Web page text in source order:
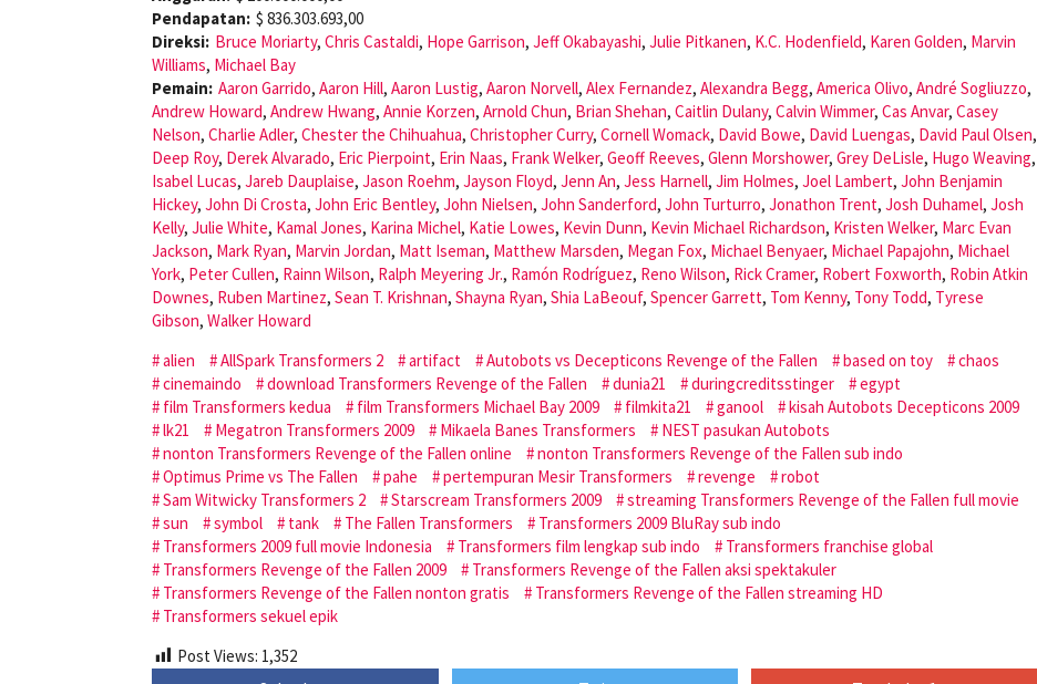
Pendapatan: $ 836.303.693,00
Direksi: Bruce Moriarty, Chris Castaldi, Hope Garrison, Jeff Okabayashi, Julie Pitkanen, K.C. Hodenfield, Karen Golden, Marvin
Williams, Michael Bay
Pemain: Aaron Garrido, Aaron Hill, Aaron Lustig, Aaron Norvell, Alex Fernandez, Alexandra Begg, America Olivo, André Sogliuzzo,
Andrew Howard, Andrew Hwang, Annie Korzen, Arnold Chun, Brian Shehan, Caitlin Dulany, Calvin Wimmer, Cas Anvar, Casey
Nelson, Charlie Adler, Chester the Chihuahua, Christopher Curry, Cornell Womack, David Bowe, David Luengas, David Paul Olsen,
Deep Roy, Derek Alvarado, Eric Pierpoint, Erin Naas, Frank Welker, Geoff Reeves, Glenn Morshower, Grey DeLisle, Hugo Weaving,
Isabel Lucas, Jareb Dauplaise, Jason Roehm, Jayson Floyd, Jenn An, Jess Harnell, Jim Holmes, Joel Lambert, John Benjamin
Hickey, John Di Crosta, John Eric Bentley, John Nielsen, John Sanderford, John Turturro, Jonathon Trent, Josh Duhamel, Josh
Kelly, Julie White, Kamal Jones, Karina Michel, Katie Lowes, Kevin Dunn, Kevin Michael Richardson, Kristen Welker, Marc Evan
Jackson, Mark Ryan, Marvin Jordan, Matt Iseman, Matthew Marsden, Megan Fox, Michael Benyaer, Michael Papajohn, Michael
York, Peter Cullen, Rainn Wilson, Ralph Meyering Jr., Ramón Rodríguez, Reno Wilson, Rick Cramer, Robert Foxworth, Robin Atkin
Downes, Ruben Martinez, Sean T. Krishnan, Shayna Ryan, Shia LaBeouf, Spencer Garrett, Tom Kenny, Tony Todd, Tyrese
Gibson, Walker Howard
alien
AllSpark Transformers 2 artifact Autobots vs Decepticons Revenge of the Fallen based on toy
chaos
cinemaindo
download Transformers Revenge of the Fallen dunia21 duringcreditsstinger
egypt
film Transformers kedua
film Transformers Michael Bay 2009 filmkita21 ganool
kisah Autobots Decepticons 2009
lk21
Megatron Transformers 2009 Mikaela Banes Transformers
NEST pasukan Autobots
nonton Transformers Revenge of the Fallen online
nonton Transformers Revenge of the Fallen sub indo
Optimus Prime vs The Fallen
pahe pertempuran Mesir Transformers revenge
robot
Sam Witwicky Transformers 2
Starscream Transformers 2009
streaming Transformers Revenge of the Fallen full movie
sun
symbol tank The Fallen Transformers
Transformers 2009 BluRay sub indo
Transformers 2009 full movie Indonesia
Transformers film lengkap sub indo
Transformers franchise global
Transformers Revenge of the Fallen 2009
Transformers Revenge of the Fallen aksi spektakuler
Transformers Revenge of the Fallen nonton gratis
Transformers Revenge of the Fallen streaming HD
Transformers sekuel epik
Post Views: 1,352